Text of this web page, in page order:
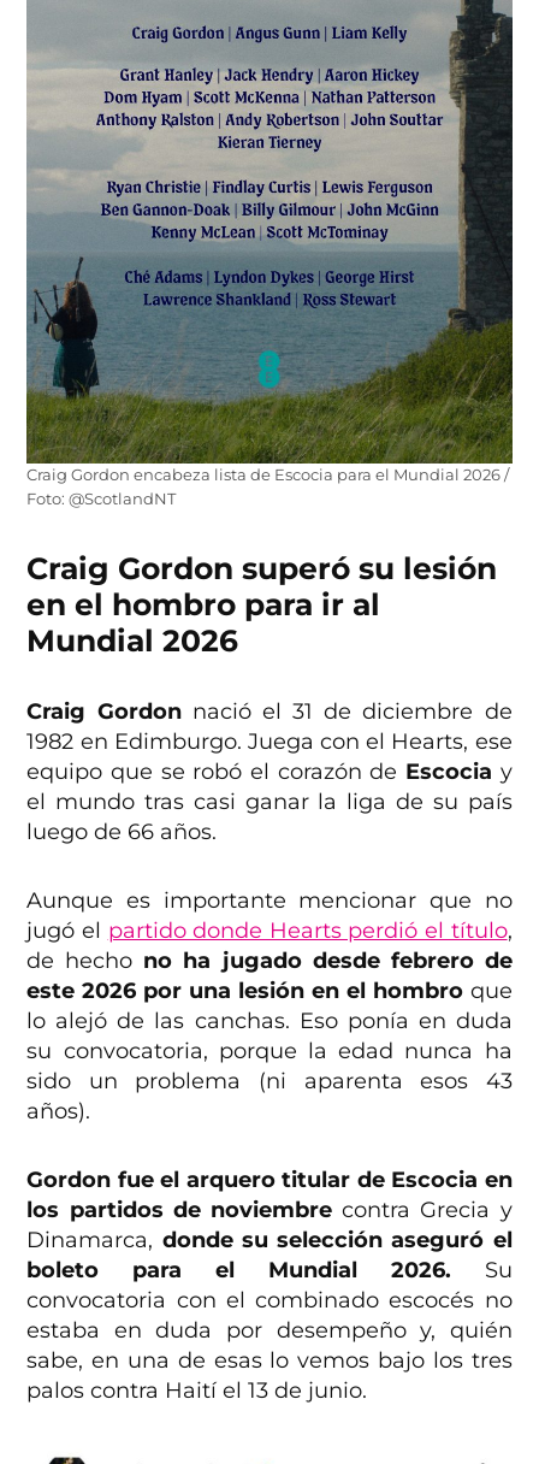
Craig Gordon encabeza lista de Escocia para el Mundial 2026 /
Foto: @ScotlandNT
Craig Gordon superó su lesión
en el hombro para ir al
Mundial 2026
Craig Gordon nació el 31 de diciembre de
1982 en Edimburgo. Juega con el Hearts, ese
equipo que se robó el corazón de Escocia y
el mundo tras casi ganar la liga de su país
luego de 66 años.
Aunque es importante mencionar que no
jugó el partido donde Hearts perdió el título,
de hecho no ha jugado desde febrero de
este 2026 por una lesión en el hombro que
lo alejó de las canchas. Eso ponía en duda
su convocatoria, porque la edad nunca ha
sido un problema (ni aparenta esos 43
años).
Gordon fue el arquero titular de Escocia en
los partidos de noviembre contra Grecia y
Dinamarca, donde su selección aseguró el
boleto para el Mundial 2026. Su
convocatoria con el combinado escocés no
estaba en duda por desempeño y, quién
sabe, en una de esas lo vemos bajo los tres
palos contra Haití el 13 de junio.